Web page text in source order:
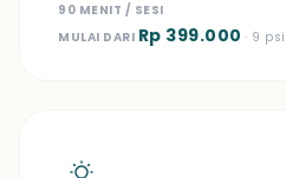
90 MENIT / SESI
MULAI DARI Rp 399.000 · 9